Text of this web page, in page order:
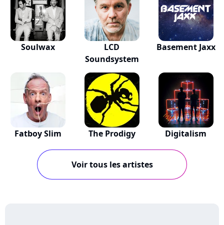
Soulwax
LCD
Soundsystem
Basement Jaxx
Fatboy Slim The Prodigy Digitalism
Voir tous les artistes